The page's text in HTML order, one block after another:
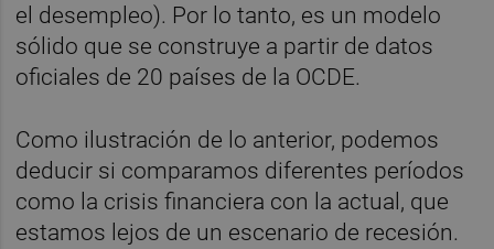
el desempleo). Por lo tanto, es un modelo
sólido que se construye a partir de datos
oficiales de 20 países de la OCDE.
Como ilustración de lo anterior, podemos
deducir si comparamos diferentes períodos
como la crisis financiera con la actual, que
estamos lejos de un escenario de recesión.